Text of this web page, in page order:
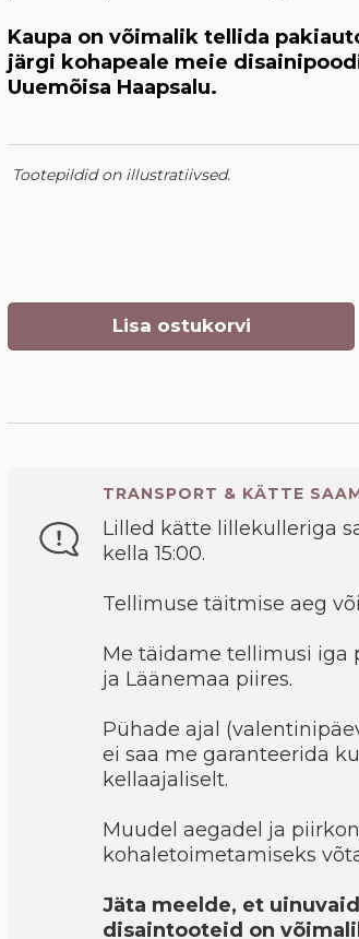
Kaupa on võimalik tellida
järgi kohapeale meie
Uuemõisa Haapsalu.
Tootepildid on illustratiivsed.
Lisa ostukorvi
TRANSPORT & KÄTTE
Lilled kätte lillekulleriga
kella 15:00.
Tellimuse täitmise aeg
Me täidame tellimusi iga
ja Läänemaa piires.
Pühade ajal
ei saa me garanteerida
kellaajaliselt.
Muudel aegadel ja
kohaletoimetamiseks
Jäta meelde, et
disaintooteid on